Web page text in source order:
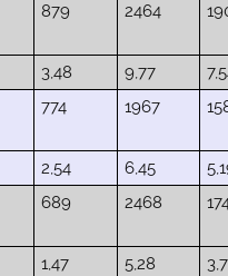
879 2464
3,48 9,77
774 1967
2,54 6,45
689 2468
1,47 5,28